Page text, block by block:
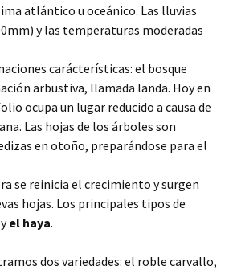
atlántico u oceánico. Las lluvias
y las temperaturas moderadas
carácterísticas: el bosque
arbustiva, llamada landa. Hoy en
ocupa un lugar reducido a causa de
Las hojas de los árboles son
en otoño, preparándose para el
se reinicia el crecimiento y surgen
hojas. Los principales tipos de
el haya.
dos variedades: el roble carvallo,